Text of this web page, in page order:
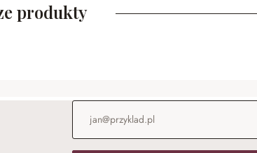
produkty
Adres e-mail